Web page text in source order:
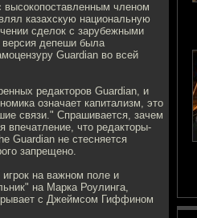
высокопоставленным членом
казахскую национальную
сделок с зарубежными
депеши была
Guardian во всей
редакторов Guardian, и
означает капитализм, это
связи." Спрашивается, зачем
впечатление, что редакторы-
Guardian не стесняется
запрещено.
на важном поле и
на Марка Роулинга,
c Джеймсом Гиффином